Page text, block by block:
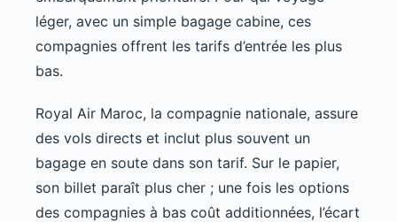
léger, avec un simple bagage cabine, ces
compagnies offrent les tarifs d’entrée les plus
bas.
Royal Air Maroc, la compagnie nationale, assure
des vols directs et inclut plus souvent un
bagage en soute dans son tarif. Sur le papier,
son billet paraît plus cher ; une fois les options
des compagnies à bas coût additionnées, l’écart